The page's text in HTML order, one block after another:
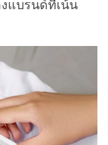
แบรนด์ที่เน้น